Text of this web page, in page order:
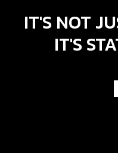
IT'S NOT
IT'S